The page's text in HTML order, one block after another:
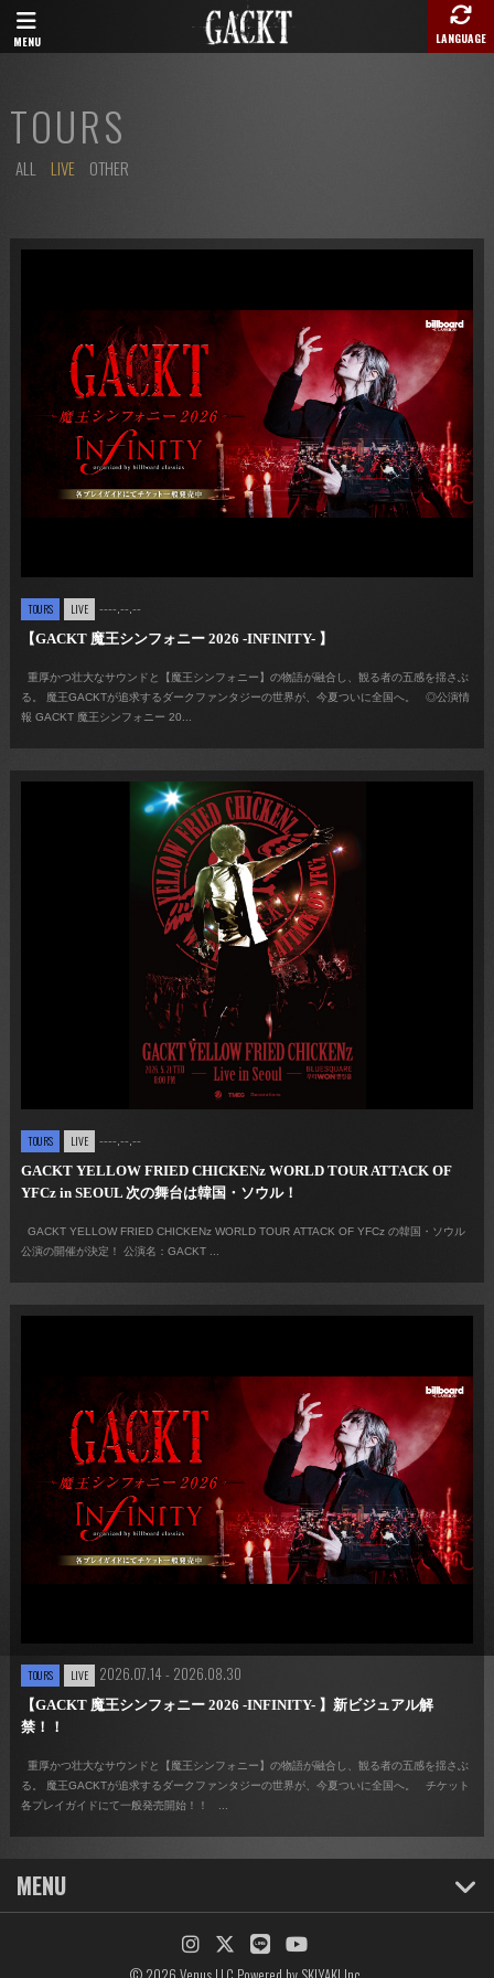
MENU LANGUAGE
TOURS
ALL LIVE OTHER
TOURS LIVE ----.--.--
【GACKT 魔王シンフォニー 2026 -INFINITY- 】
重厚かつ壮大なサウンドと【魔王シンフォニー】の物語が融合し、観る者の五感を揺さぶ
る。 魔王GACKTが追求するダークファンタジーの世界が、今夏ついに全国へ。 ◎公演情
報 GACKT 魔王シンフォニー 20...
TOURS LIVE ----.--.--
GACKT YELLOW FRIED CHICKENz WORLD TOUR ATTACK OF
YFCz in SEOUL 次の舞台は韓国・ソウル！
GACKT YELLOW FRIED CHICKENz WORLD TOUR ATTACK OF YFCz の韓国・ソウル
公演の開催が決定！ 公演名：GACKT ...
TOURS LIVE 2026.07.14 - 2026.08.30
【GACKT 魔王シンフォニー 2026 -INFINITY- 】新ビジュアル解
禁！！
重厚かつ壮大なサウンドと【魔王シンフォニー】の物語が融合し、観る者の五感を揺さぶ
る。 魔王GACKTが追求するダークファンタジーの世界が、今夏ついに全国へ。 チケット
各プレイガイドにて一般発売開始！！ ...
MENU